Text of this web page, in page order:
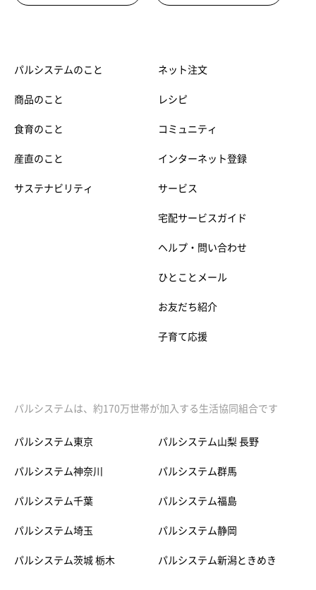
パルシステムのこと
商品のこと
食育のこと
産直のこと
サステナビリティ
ネット注文
レシピ
コミュニティ
インターネット登録
サービス
宅配サービスガイド
ヘルプ・問い合わせ
ひとことメール
お友だち紹介
子育て応援
パルシステムは、約170万世帯が加入する生活協同組合です
パルシステム東京
パルシステム神奈川
パルシステム千葉
パルシステム埼玉
パルシステム茨城 栃木
パルシステム山梨 長野
パルシステム群馬
パルシステム福島
パルシステム静岡
パルシステム新潟ときめき